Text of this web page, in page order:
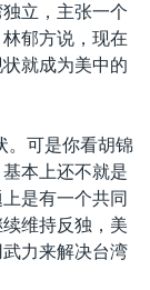
立，主张一个
郁方说，现在
就成为美中的
。可是你看胡锦
本上还不就是
是有一个共同
维持反独，美
力来解决台湾